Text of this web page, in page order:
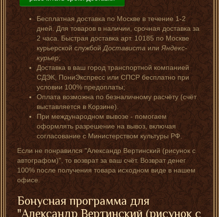
Бесплатная доставка по Москве в течение 1-2
дней. Для товаров в наличии, срочная доставка за
2 часа. Быстрая доставка арт. 10185 по Москве
курьерской службойДоставистаилиЯндекс-
курьер;
Доставка в ваш город транспортной компанией
СДЭК, ПониЭкспресс или СПСР бесплатно при
условии 100% предоплаты;
Оплата возможна по безналичному расчёту (счёт
выставляется в Корзине).
При международном вывозе - помогаем
оформлять разрешение на вывоз, включая
согласование с Министерством культуры РФ.
Если не понравился "Александр Вертинский (рисунок с
автографом)", то возврат за ваш счёт. Возврат денег
100% после получения товара исходном виде в нашем
офисе.
Бонусная программа для
"Александр Вертинский (рисунок с